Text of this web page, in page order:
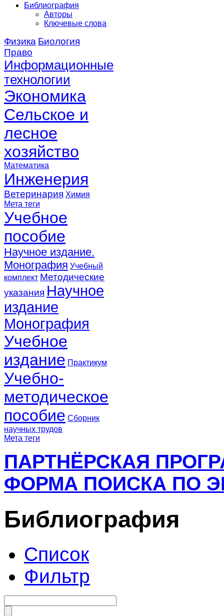
Библиография
Авторы
Ключевые слова
Физика Биология
Право
Информационные
технологии
Экономика
Сельское и
лесное
хозяйство
Математика
Инженерия
Ветеринария Химия
Мета теги
Учебное
пособие
Научное издание.
Монография Учебный
комплект Методические
указания Научное
издание
Монография
Учебное
издание Практикум
Учебно-
методическое
пособие Сборник
научных трудов
Мета теги
ПАРТНЁРСКАЯ
ФОРМА ПОИСКА ПО
Библиография
Список
Фильтр